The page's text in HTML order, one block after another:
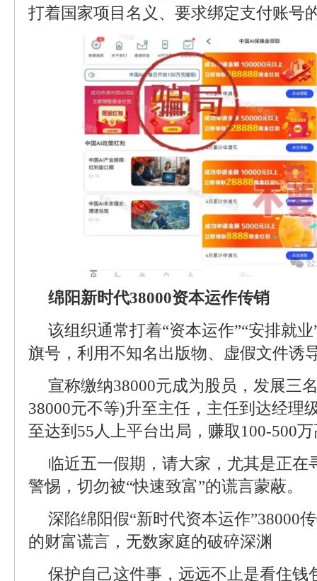
打着国家项目名义、要求绑定支付账号
绵阳新时代38000资本运作传销
该组织通常打着“资本运作”“安排就
旗号，利用不知名出版物、虚假文件诱
宣称缴纳38000元成为股员，发展三
38000元不等)升至主任，主任到达经理
至达到55人上平台出局，赚取100-500
临近五一假期，请大家，尤其是正在
警惕，切勿被“快速致富”的谎言蒙蔽。
深陷绵阳假“新时代资本运作”38000
的财富谎言，无数家庭的破碎深渊
保护自己这件事，远远不止是看住钱